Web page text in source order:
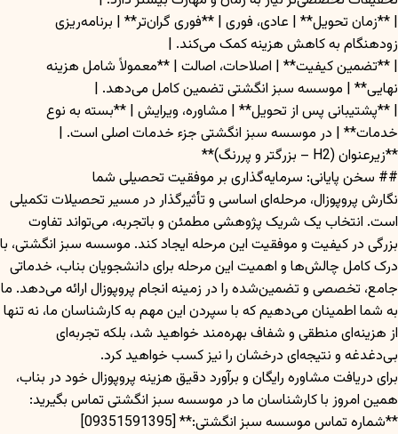
| **زمان تحویل** | عادی، فوری | **فوری گران‌تر** | برنامه‌ریزی
زودهنگام به کاهش هزینه کمک می‌کند. |
| **تضمین کیفیت** | اصلاحات، اصالت | **معمولاً شامل هزینه
نهایی** | موسسه سبز انگشتی تضمین کامل می‌دهد. |
| **پشتیبانی پس از تحویل** | مشاوره، ویرایش | **بسته به نوع
خدمات** | در موسسه سبز انگشتی جزء خدمات اصلی است. |
**زیرعنوان (H2 – بزرگتر و پررنگ)**
## سخن پایانی: سرمایه‌گذاری بر موفقیت تحصیلی شما
نگارش پروپوزال، مرحله‌ای اساسی و تأثیرگذار در مسیر تحصیلات تکمیلی
است. انتخاب یک شریک پژوهشی مطمئن و باتجربه، می‌تواند تفاوت
بزرگی در کیفیت و موفقیت این مرحله ایجاد کند. موسسه سبز انگشتی، با
درک کامل چالش‌ها و اهمیت این مرحله برای دانشجویان بناب، خدماتی
جامع، تخصصی و تضمین‌شده را در زمینه انجام پروپوزال ارائه می‌دهد. ما
به شما اطمینان می‌دهیم که با سپردن این مهم به کارشناسان ما، نه تنها
از هزینه‌ای منطقی و شفاف بهره‌مند خواهید شد، بلکه تجربه‌ای
بی‌دغدغه و نتیجه‌ای درخشان را نیز کسب خواهید کرد.
برای دریافت مشاوره رایگان و برآورد دقیق هزینه پروپوزال خود در بناب،
همین امروز با کارشناسان ما در موسسه سبز انگشتی تماس بگیرید:
**شماره تماس موسسه سبز انگشتی:** [09351591395]